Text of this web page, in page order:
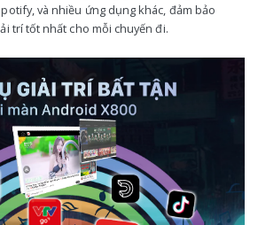
và nhiều ứng dụng khác, đảm bảo
trí tốt nhất cho mỗi chuyến đi.